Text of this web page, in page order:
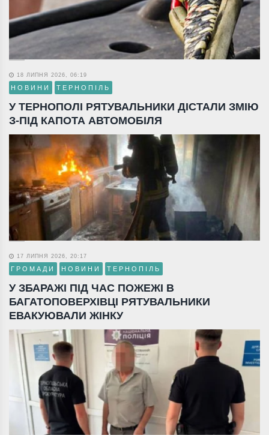
18 ЛИПНЯ 2026, 06:19
НОВИНИ ТЕРНОПІЛЬ
У ТЕРНОПОЛІ РЯТУВАЛЬНИКИ ДІСТАЛИ ЗМІЮ
З-ПІД КАПОТА АВТОМОБІЛЯ
17 ЛИПНЯ 2026, 20:17
ГРОМАДИ НОВИНИ ТЕРНОПІЛЬ
У ЗБАРАЖІ ПІД ЧАС ПОЖЕЖІ В
БАГАТОПОВЕРХІВЦІ РЯТУВАЛЬНИКИ
ЕВАКУЮВАЛИ ЖІНКУ